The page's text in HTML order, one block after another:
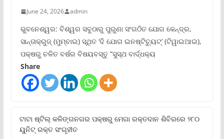
June 24, 2026 admin
ଭୁବନେଶ୍ୱର: ବିଶ୍ୱର ସବୁଠାରୁ ପୁରୁଣା ସଂଗଠିତ ଯୋଗ କେନ୍ଦ୍ର,
ସାନ୍ତାକ୍ରୁଜ୍ (ମୁମ୍ବାଇ) ସ୍ଥିତ ‘ଦି ଯୋଗ ଇନଷ୍ଟିଚ୍ୟୁଟ୍‌’ (ଟିୱାଇଆଇ),
ପକ୍ଷରୁ ଚଳିତ ବର୍ଷର ବିଷୟବସ୍ତୁ “ସୁସ୍ଥ ବାର୍ଦ୍ଧକ୍ୟ
Share
ଟାଟା ଷ୍ଟିଲ୍‌ କଳିଙ୍ଗନଗର ପକ୍ଷରୁ ମେଗା ରକ୍ତଦାନ ଶିବିରରେ ୨୮୦
ୟୁନିଟ୍‌ ରକ୍ତ ସଂଗୃହୀତ